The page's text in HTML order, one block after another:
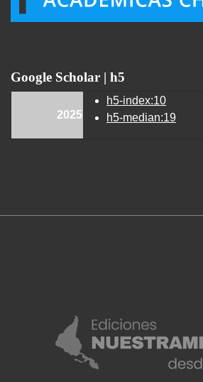
Google Scholar | h5
2025
h5-index:10
h5-median:19